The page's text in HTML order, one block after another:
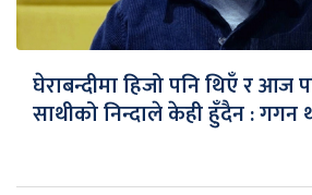
घेराबन्दीमा हिजो पनि थिएँ र आज
साथीको निन्दाले केही हुँदैन : गगन